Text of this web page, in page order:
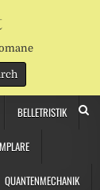
BELLETRISTIK
QUANTENMECHANIK